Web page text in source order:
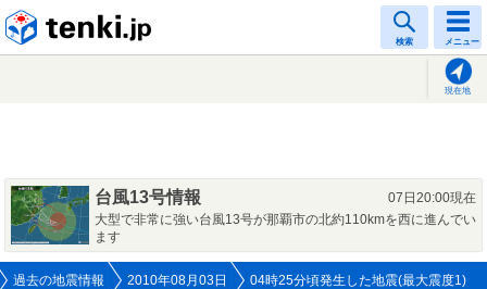
検索 メニュー
現在地
台風13号情報
07日20:00現在
大型で非常に強い台風13号が那覇市の北約110kmを西に進んでい
ます
過去の地震情報 2010年08月03日 04時25分頃発生した地震(最大震度1)